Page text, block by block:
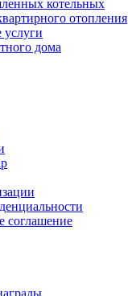
котельных
отопления
дома
соглашение